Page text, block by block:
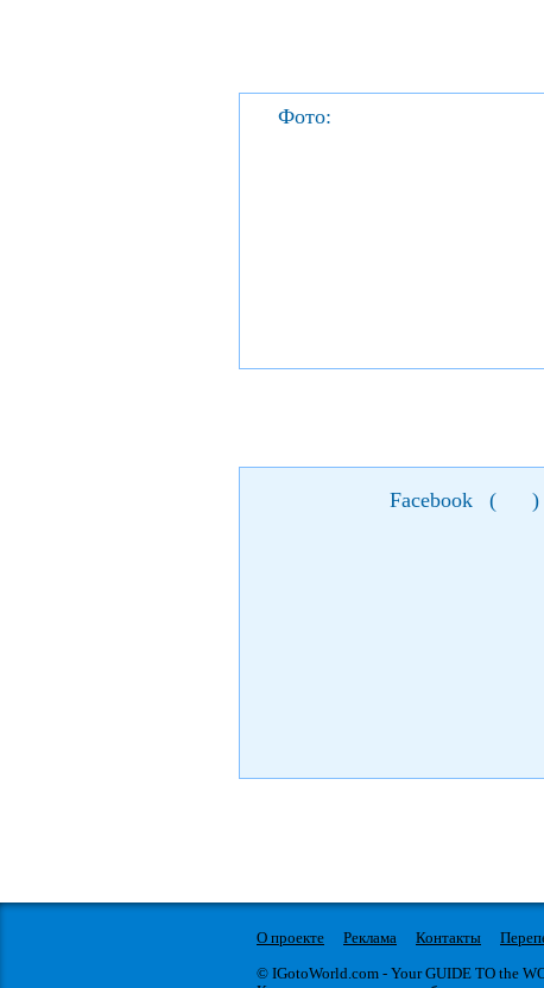
Фото:
Facebook ( )
О проекте Реклама Контакты
© IGotoWorld.com - Your GUIDE TO the